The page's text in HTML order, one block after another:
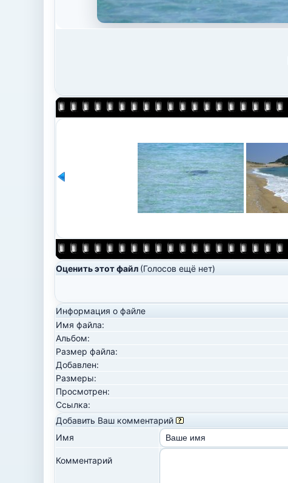
Оценить этот файл (Голосов ещё нет)
Информация о файле
Имя файла:
Альбом:
Размер файла:
Добавлен:
Размеры:
Просмотрен:
Ссылка:
Добавить Ваш комментарий
Имя
Комментарий